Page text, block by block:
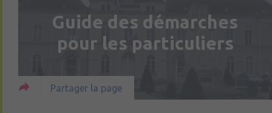
Guide des démarches
pour les particuliers
Partager la page